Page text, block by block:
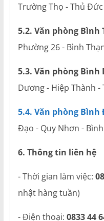
Trường Thọ - Thủ Đức
5.2. Văn phòng Bình
Phường 26 - Bình
5.3. Văn phòng Bình
Dương - Hiệp Thành -
5.4. Văn phòng Bình
Đạo - Quy Nhơn -
6. Thông tin liên hệ
- Thời gian làm việc:
nhật hàng tuần)
- Điện thoại: 0833 44